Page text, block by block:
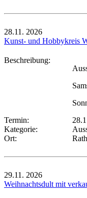
28.11. 2026
Kunst- und Hobbykreis
Beschreibung:
Termin:
Kategorie:
Ort:
29.11. 2026
Weihnachtsdult mit